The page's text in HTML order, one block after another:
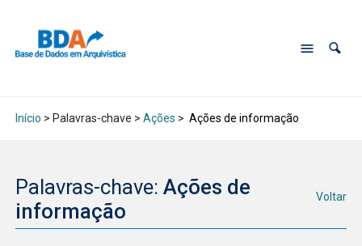
Início > Palavras-chave > Ações > Ações de informação
Palavras-chave: Ações de
informação
Voltar